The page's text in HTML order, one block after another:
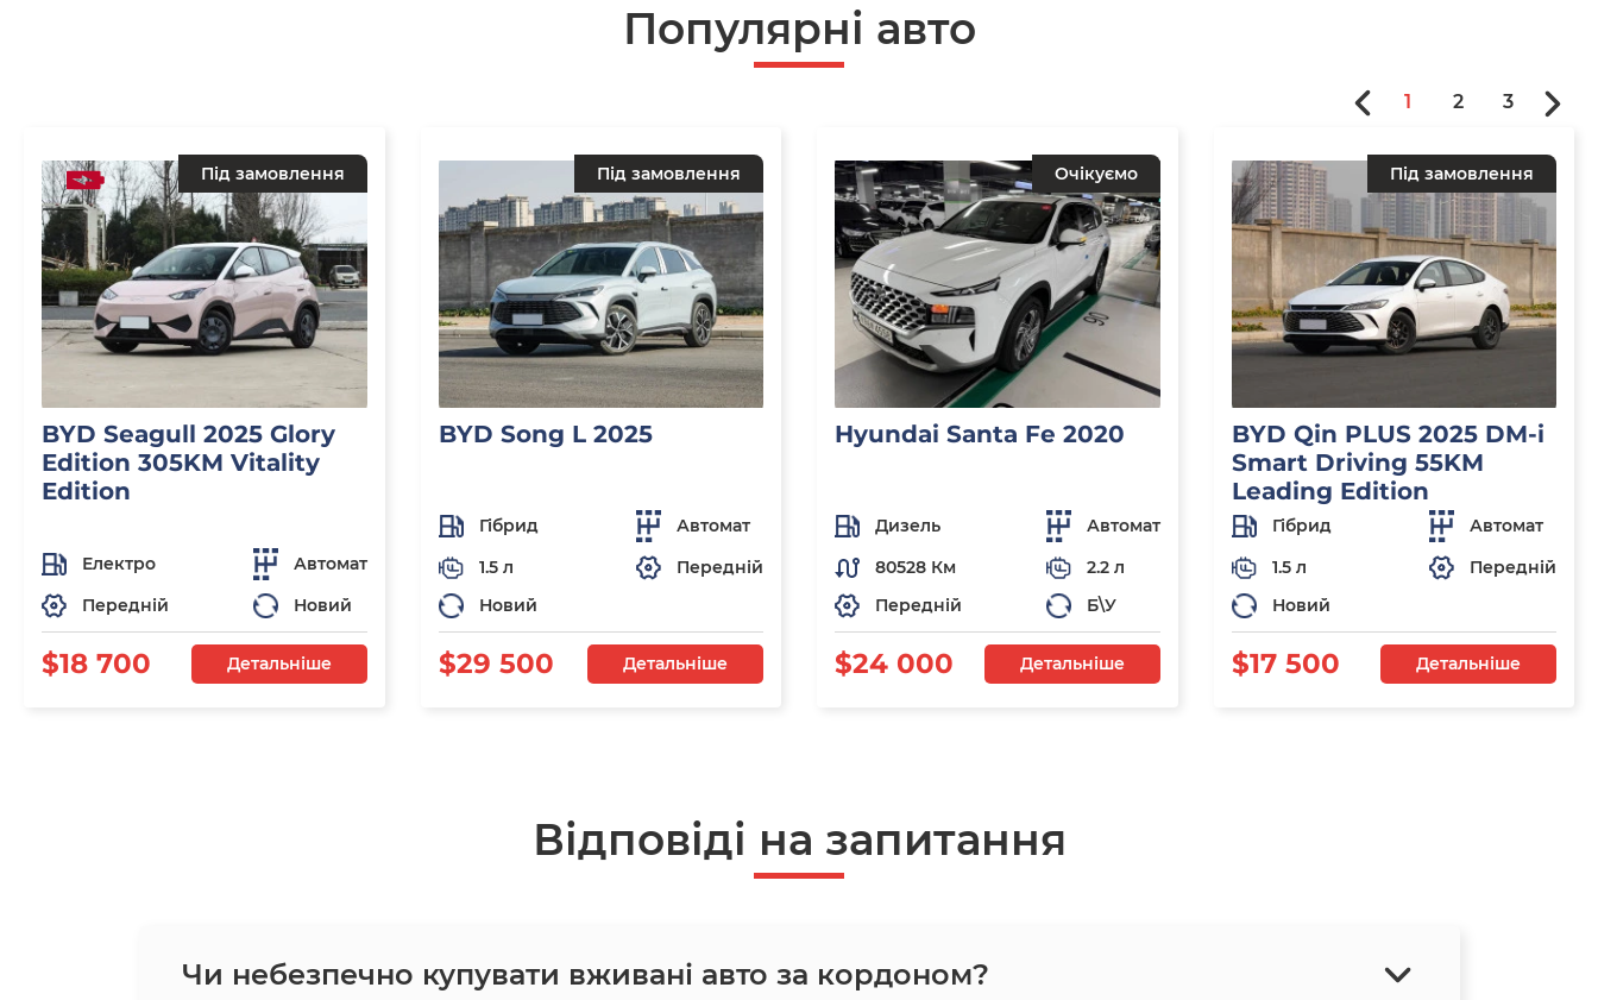
Популярні авто
Під замовлення
BYD Seagull 2025 Glory
Edition 305KM Vitality
Edition
Електро
Автомат
Передній
Новий
$18 700 Детальніше
Під замовлення
BYD Song L 2025
Гібрид
Автомат
1.5 л
Передній
Новий
$29 500 Детальніше
Очікуємо
Hyundai Santa Fe 2020
Дизель
Автомат
80528 Км
2.2 л
Передній
Б\У
$24 000 Детальніше
Під замовлення
BYD Qin PLUS 2025 DM-i
Smart Driving 55KM
Leading Edition
Гібрид
Автомат
1.5 л
Передній
Новий
$17 500 Детальніше
1 2 3
Відповіді на запитання
Чи небезпечно купувати вживані авто за кордоном?